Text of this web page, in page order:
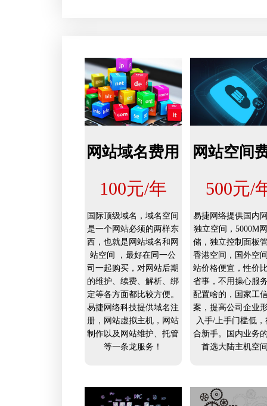
网站域名费用
100元/年
国际顶级域名，域名空间
是一个网站必须的两样东
西，也就是网站域名和网
站空间 ，最好在同一公
司一起购买，对网站后期
的维护、续费、解析、绑
定等各方面都比较方便。
易捷网络科技提供域名注
册，网站虚拟主机，网站
制作以及网站维护、托管
等一条龙服务！
网站空间
500元/
易捷网络提供国内
独立空间，5000M
储，独立控制面板
香港空间，国外空
站价格便宜，性价
省事，不用操心服
配置啥的，国家工
案，提高公司企业
入手/上手门槛低
合新手。国内业务
首选大陆主机空